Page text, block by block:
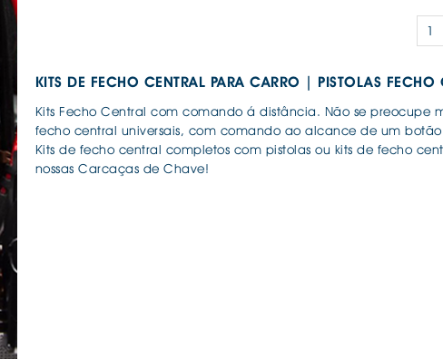
1
KITS DE FECHO CENTRAL PARA CARRO | PISTOLAS
Kits Fecho Central com comando á distância. Não se
fecho central universais, com comando ao alcance de um
Kits de fecho central completos com pistolas ou kits de fecho
nossas Carcaças de Chave!